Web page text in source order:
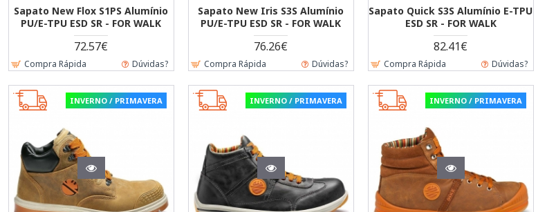
Sapato New Flox S1PS Alumínio
PU/E-TPU ESD SR - FOR WALK
72.57€
Compra Rápida Dúvidas?
Sapato New Iris S3S Alumínio
PU/E-TPU ESD SR - FOR WALK
76.26€
Compra Rápida Dúvidas?
Sapato Quick S3S Alumínio E-TPU
ESD SR - FOR WALK
82.41€
Compra Rápida Dúvidas?
INVERNO / PRIMAVERA INVERNO / PRIMAVERA INVERNO / PRIMAVERA